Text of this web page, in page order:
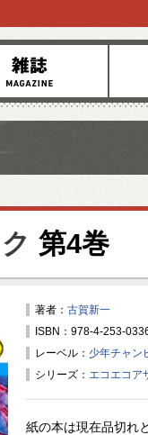
お知ら
第4巻
著者： 古賀新一
ISBN：978-4-253-
レーベル： 少年チャン
シリーズ： エコエコア
紙の本は現在品切れ